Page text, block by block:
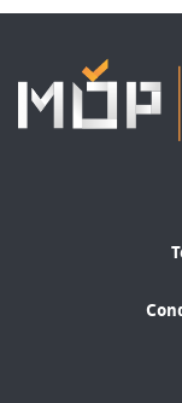
qui
sentimentale.
Lesmiroirs
Les bougies
douceurs
Les goûts et
d’articles